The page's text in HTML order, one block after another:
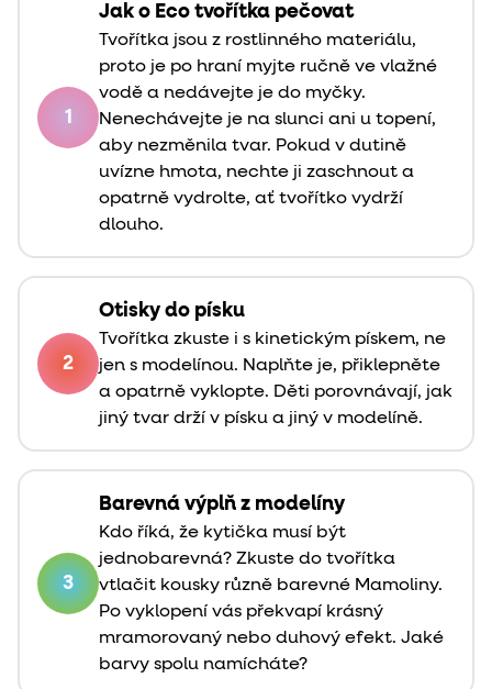
1
Jak o Eco tvořítka pečovat
Tvořítka jsou z rostlinného materiálu,
proto je po hraní myjte ručně ve vlažné
vodě a nedávejte je do myčky.
Nenechávejte je na slunci ani u topení,
aby nezměnila tvar. Pokud v dutině
uvízne hmota, nechte ji zaschnout a
opatrně vydrolte, ať tvořítko vydrží
dlouho.
2
Otisky do písku
Tvořítka zkuste i s kinetickým pískem, ne
jen s modelínou. Naplňte je, přiklepněte
a opatrně vyklopte. Děti porovnávají, jak
jiný tvar drží v písku a jiný v modelíně.
3
Barevná výplň z modelíny
Kdo říká, že kytička musí být
jednobarevná? Zkuste do tvořítka
vtlačit kousky různě barevné Mamoliny.
Po vyklopení vás překvapí krásný
mramorovaný nebo duhový efekt. Jaké
barvy spolu namícháte?